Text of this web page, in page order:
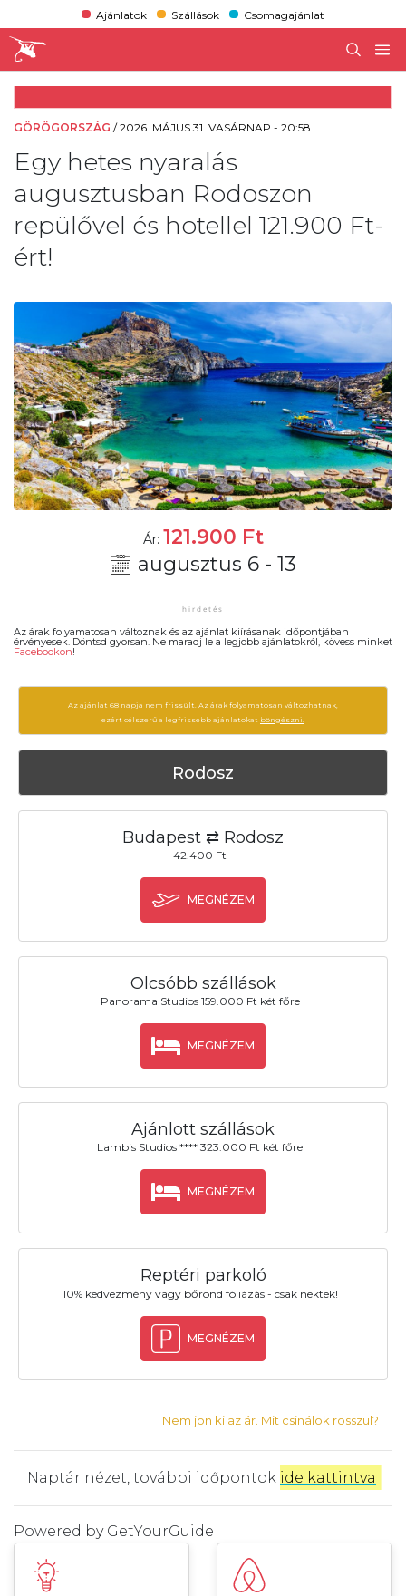
Ajánlatok Szállások Csomagajánlat
GÖRÖGORSZÁG /2026. MÁJUS 31. VASÁRNAP - 20:58
Egy hetes nyaralás
augusztusban Rodoszon
repülővel és hotellel 121.900 Ft-
ért!
Ár: 121.900 Ft
augusztus 6 - 13
Az árak folyamatosan változnak és az ajánlat kiírásanak időpontjában
érvényesek. Döntsd gyorsan. Ne maradj le a legjobb ajánlatokról, kövess minket
Facebookon!
Az ajánlat 68 napja nem frissült. Az árak folyamatosan változhatnak,
ezért célszerű a legfrissebb ajánlatokat böngészni.
Rodosz
Budapest ⇄ Rodosz
42.400 Ft
MEGNÉZEM
Olcsóbb szállások
Panorama Studios 159.000 Ft két főre
MEGNÉZEM
Ajánlott szállások
Lambis Studios **** 323.000 Ft két főre
MEGNÉZEM
Reptéri parkoló
10% kedvezmény vagy bőrönd fóliázás - csak nektek!
MEGNÉZEM
Nem jön ki az ár. Mit csinálok rosszul?
Naptár nézet, további időpontok ide kattintva
Powered by GetYourGuide